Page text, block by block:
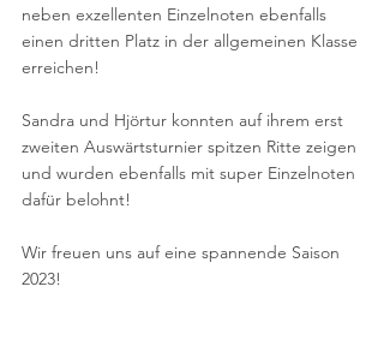
neben exzellenten Einzelnoten ebenfalls
einen dritten Platz in der allgemeinen Klasse
erreichen!
Sandra und Hjörtur konnten auf ihrem erst
zweiten Auswärtsturnier spitzen Ritte zeigen
und wurden ebenfalls mit super Einzelnoten
dafür belohnt!
Wir freuen uns auf eine spannende Saison
2023!